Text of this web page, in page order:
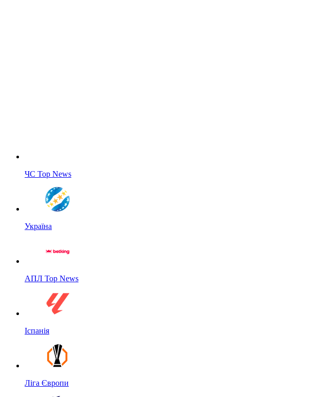
ЧС Top News
Україна
АПЛ Top News
Іспанія
Ліга Європи